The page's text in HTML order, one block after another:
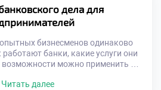
техникуме экономики и
(ГТЭП) […]
дела для
бизнесменов одинаково
банки, какие услуги они
можно применить на
банкинга — всё это элементы,
Читать далее